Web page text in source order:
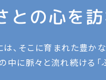
、そこに育まれた豊か
に脈々と流れ続ける「